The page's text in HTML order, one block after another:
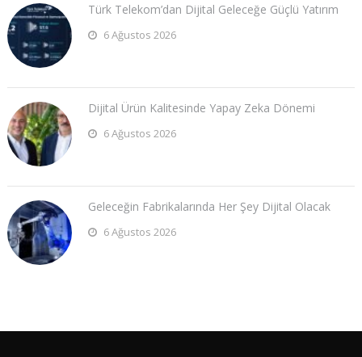
Türk Telekom’dan Dijital Geleceğe Güçlü Yatırım
6 Ağustos 2026
Dijital Ürün Kalitesinde Yapay Zeka Dönemi
6 Ağustos 2026
Geleceğin Fabrikalarında Her Şey Dijital Olacak
6 Ağustos 2026